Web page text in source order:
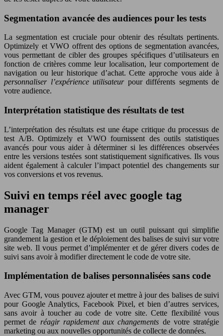
Segmentation avancée des audiences pour les tests
La segmentation est cruciale pour obtenir des résultats pertinents.
Optimizely et VWO offrent des options de segmentation avancées,
vous permettant de cibler des groupes spécifiques d’utilisateurs en
fonction de critères comme leur localisation, leur comportement de
navigation ou leur historique d’achat. Cette approche vous aide à
personnaliser l’expérience utilisateur pour différents segments de
votre audience.
Interprétation statistique des résultats de test
L’interprétation des résultats est une étape critique du processus de
test A/B. Optimizely et VWO fournissent des outils statistiques
avancés pour vous aider à déterminer si les différences observées
entre les versions testées sont statistiquement significatives. Ils vous
aident également à calculer l’impact potentiel des changements sur
vos conversions et vos revenus.
Suivi en temps réel avec google tag
manager
Google Tag Manager (GTM) est un outil puissant qui simplifie
grandement la gestion et le déploiement des balises de suivi sur votre
site web. Il vous permet d’implémenter et de gérer divers codes de
suivi sans avoir à modifier directement le code de votre site.
Implémentation de balises personnalisées sans code
Avec GTM, vous pouvez ajouter et mettre à jour des balises de suivi
pour Google Analytics, Facebook Pixel, et bien d’autres services,
sans avoir à toucher au code de votre site. Cette flexibilité vous
permet de réagir rapidement aux changements de votre stratégie
marketing ou aux nouvelles opportunités de collecte de données.